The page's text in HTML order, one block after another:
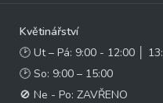
Květinářství
🕑 Ut – Pá: 9:00 - 12:00 │
🕑 So: 9:00 – 15:00
🚫 Ne - Po: ZAVŘENO